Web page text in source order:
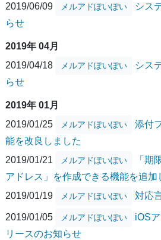
2019/06/09
メルアドぽいぽい
シス
らせ
2019年 04月
2019/04/18
メルアドぽいぽい
シス
らせ
2019年 01月
2019/01/25
メルアドぽいぽい
添付
能を改良しました
2019/01/21
メルアドぽいぽい
「期
アドレス」を作成できる機能を追加
2019/01/19
メルアドぽいぽい 対応
2019/01/05 メルアドぽいぽい
iOS
リースのお知らせ